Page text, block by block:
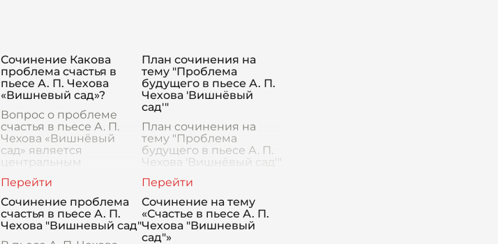
Сочинение Какова
проблема счастья в
пьесе А. П. Чехова
«Вишневый сад»?
Вопрос о проблеме
счастья в пьесе А. П.
Чехова «Вишнёвый
сад» является
центральным
драматургического
конфликта,
отражающим глубокие
социальные и личные
дилеммы героев. Че
План сочинения на
тему "Проблема
будущего в пьесе А. П.
Чехова 'Вишнёвый
сад'"
План сочинения на
тему "Проблема
будущего в пьесе А. П.
Чехова 'Вишнёвый сад'"
сочинение должно
начать с обоснования
значимости пьесы и её
актуальности в конте
Сочинение проблема
счастья в пьесе А. П.
Чехова "Вишневый сад"
Сочинение на тему
«Счастье в пьесе А. П.
Чехова "Вишневый
сад"»